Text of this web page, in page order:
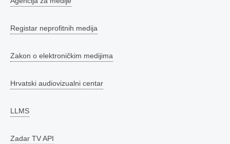
Registar neprofitnih medija
Zakon o elektroničkim medijima
Hrvatski audiovizualni centar
LLMS
Zadar TV API